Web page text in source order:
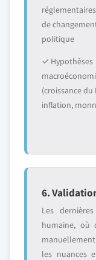
de
politique
✓ Hypothèses
(croissance du
inflation,
6.
Les
humaine, où
les nuances